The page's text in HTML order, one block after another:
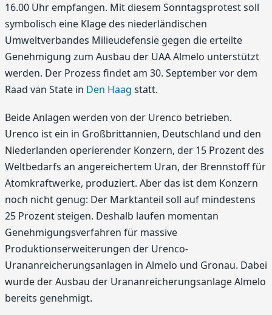
16.00 Uhr empfangen. Mit diesem Sonntagsprotest soll
symbolisch eine Klage des niederländischen
Umweltverbandes Milieudefensie gegen die erteilte
Genehmigung zum Ausbau der UAA Almelo unterstützt
werden. Der Prozess findet am 30. September vor dem
Raad van State in Den Haag statt.
Beide Anlagen werden von der Urenco betrieben.
Urenco ist ein in Großbrittannien, Deutschland und den
Niederlanden operierender Konzern, der 15 Prozent des
Weltbedarfs an angereichertem Uran, der Brennstoff für
Atomkraftwerke, produziert. Aber das ist dem Konzern
noch nicht genug: Der Marktanteil soll auf mindestens
25 Prozent steigen. Deshalb laufen momentan
Genehmigungsverfahren für massive
Produktionserweiterungen der Urenco-
Urananreicherungsanlagen in Almelo und Gronau. Dabei
wurde der Ausbau der Urananreicherungsanlage Almelo
bereits genehmigt.